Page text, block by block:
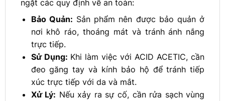
ngặt các quy định về an toàn:
Bảo Quản: Sản phẩm nên được bảo quản ở
nơi khô ráo, thoáng mát và tránh ánh nắng
trực tiếp.
Sử Dụng: Khi làm việc với ACID ACETIC, cần
đeo găng tay và kính bảo hộ để tránh tiếp
xúc trực tiếp với da và mắt.
Xử Lý: Nếu xảy ra sự cố, cần rửa sạch vùng